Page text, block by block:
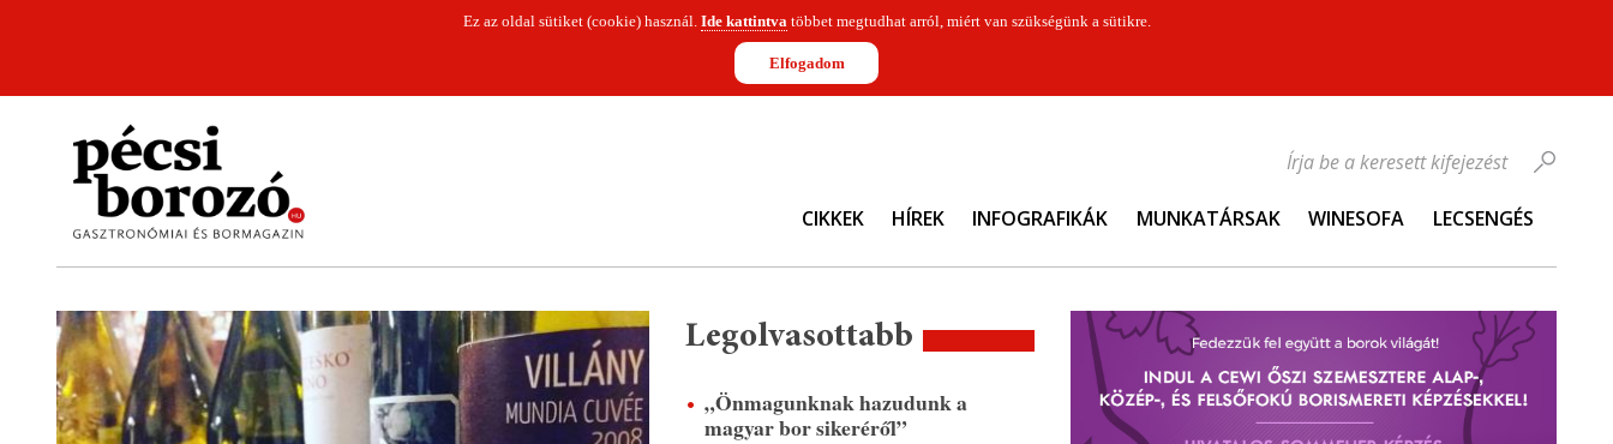
Ez az oldal sütiket (cookie) használ. Ide kattintvatöbbet megtudhat arról, miért van szükségünk a sütikre.
Elfogadom
CIKKEK HÍREK INFOGRAFIKÁK MUNKATÁRSAK WINESOFA LECSENGÉS
Írja be a keresett kifejezést
Legolvasottabb
„Önmagunknak hazudunk a
magyar bor sikeréről”